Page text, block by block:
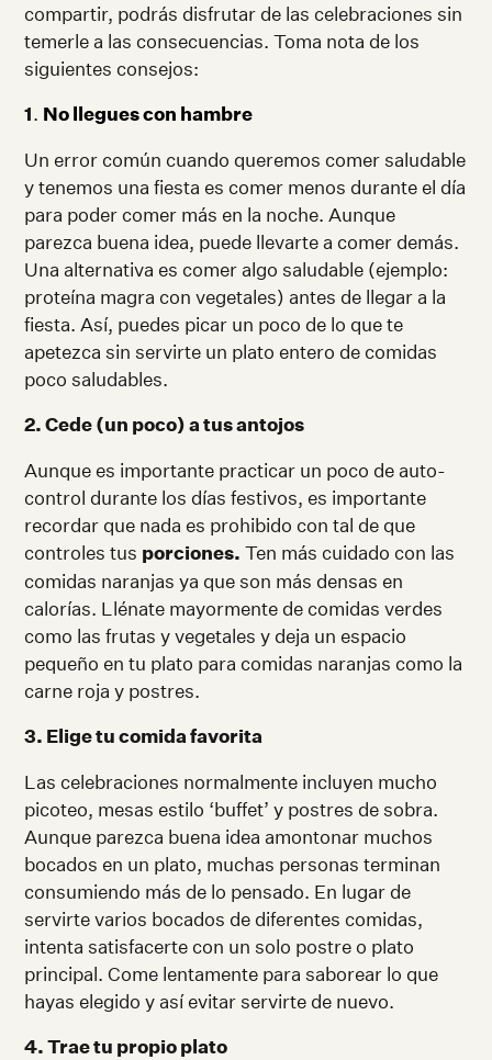
compartir, podrás disfrutar de las celebraciones sin
temerle a las consecuencias. Toma nota de los
siguientes consejos:
1. No llegues con hambre
Un error común cuando queremos comer saludable
y tenemos una fiesta es comer menos durante el día
para poder comer más en la noche. Aunque
parezca buena idea, puede llevarte a comer demás.
Una alternativa es comer algo saludable (ejemplo:
proteína magra con vegetales) antes de llegar a la
fiesta. Así, puedes picar un poco de lo que te
apetezca sin servirte un plato entero de comidas
poco saludables.
2. Cede (un poco) a tus antojos
Aunque es importante practicar un poco de auto-
control durante los días festivos, es importante
recordar que nada es prohibido con tal de que
controles tus porciones. Ten más cuidado con las
comidas naranjas ya que son más densas en
calorías. Llénate mayormente de comidas verdes
como las frutas y vegetales y deja un espacio
pequeño en tu plato para comidas naranjas como la
carne roja y postres.
3. Elige tu comida favorita
Las celebraciones normalmente incluyen mucho
picoteo, mesas estilo ‘buffet’ y postres de sobra.
Aunque parezca buena idea amontonar muchos
bocados en un plato, muchas personas terminan
consumiendo más de lo pensado. En lugar de
servirte varios bocados de diferentes comidas,
intenta satisfacerte con un solo postre o plato
principal. Come lentamente para saborear lo que
hayas elegido y así evitar servirte de nuevo.
4. Trae tu propio plato